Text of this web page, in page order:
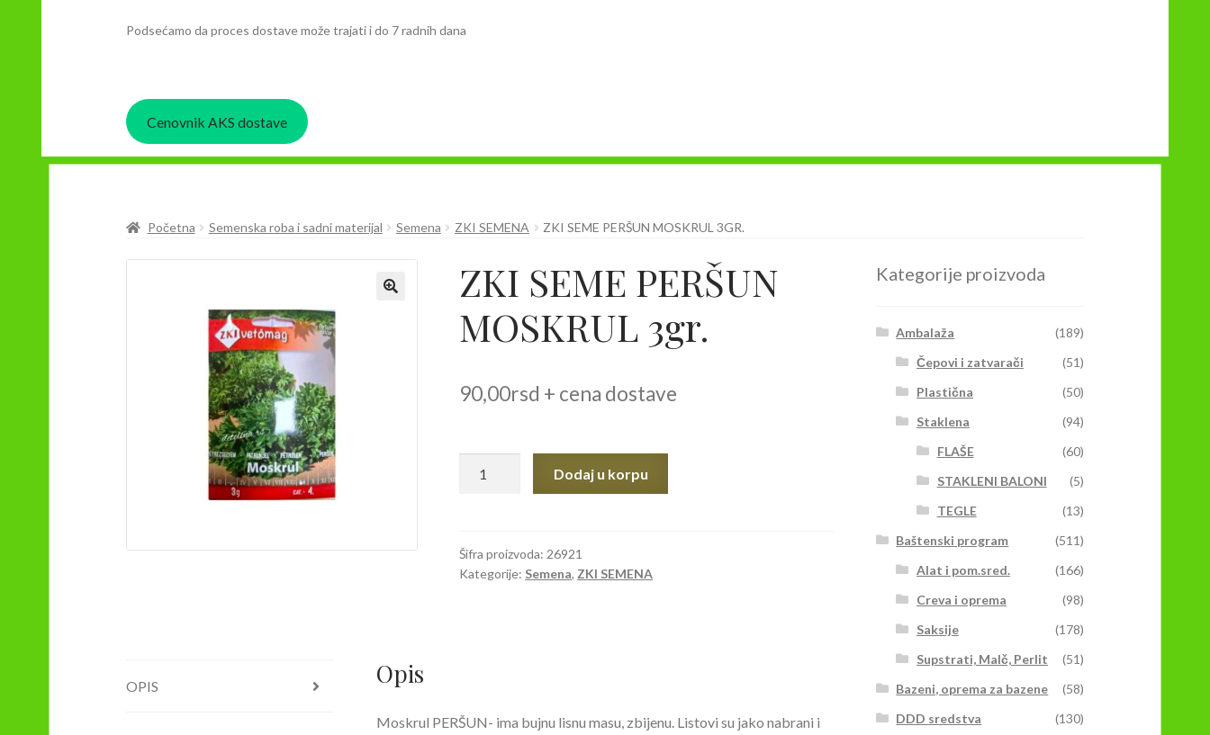
Podsećamo da proces dostave može trajati i do 7 radnih dana
Cenovnik AKS dostave
Početna Semenska roba i sadni materijal Semena ZKI SEMENA ZKI SEME PERŠUN MOSKRUL 3GR.
ZKI SEME PERŠUN
MOSKRUL 3gr.
90,00rsd + cena dostave
3gr.
količina
Dodaj u korpu
Šifra proizvoda:26921
Kategorije: Semena,ZKI SEMENA
OPIS Opis
Moskrul PERŠUN- ima bujnu lisnu masu, zbijenu. Listovi su jako nabrani i
Kategorije proizvoda
Ambalaža
(189)
Čepovi i zatvarači
(51)
Plastična
(50)
Staklena
(94)
FLAŠE
(60)
STAKLENI BALONI
(5)
TEGLE
(13)
Baštenski program
(511)
Alat i pom.sred.
(166)
Creva i oprema
(98)
Saksije
(178)
Supstrati, Malč, Perlit
(51)
Bazeni, oprema za bazene
(58)
DDD sredstva
(130)